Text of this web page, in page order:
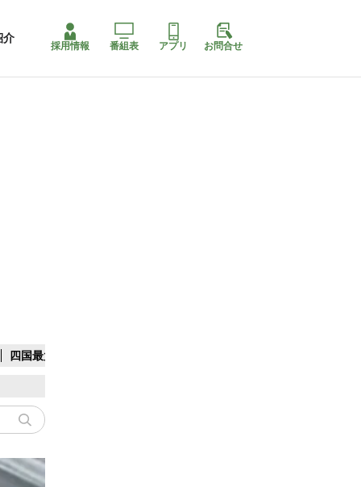
介
採用情報 番組表 アプリ お問合せ
四国最大スリコ